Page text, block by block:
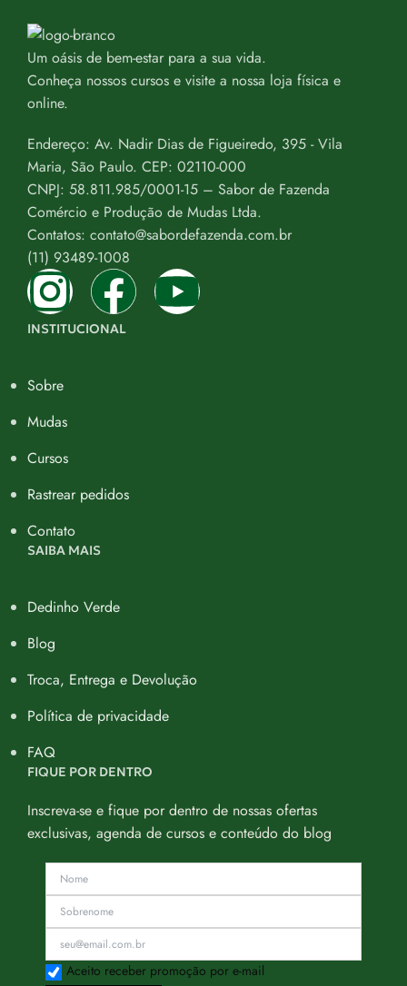
Um oásis de bem-estar para a sua vida.
Conheça nossos cursos e visite a nossa loja física e
online.
Endereço: Av. Nadir Dias de Figueiredo, 395 - Vila
Maria, São Paulo. CEP: 02110-000
CNPJ: 58.811.985/0001-15 – Sabor de Fazenda
Comércio e Produção de Mudas Ltda.
Contatos: contato@sabordefazenda.com.br
(11) 93489-1008
INSTITUCIONAL
Sobre
Mudas
Cursos
Rastrear pedidos
Contato
SAIBA MAIS
Dedinho Verde
Blog
Troca, Entrega e Devolução
Política de privacidade
FAQ
FIQUE POR DENTRO
Inscreva-se e fique por dentro de nossas ofertas
exclusivas, agenda de cursos e conteúdo do blog
Aceito receber promoção por e-mail